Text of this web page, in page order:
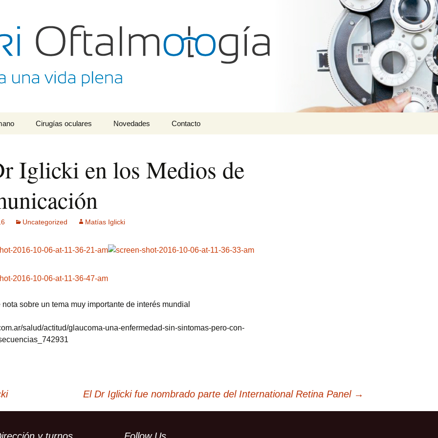
Dr. Matías Iglicki
Cirugías oculares Novedades Contacto
Iglicki en los Medios de
Uncategorized Matías Iglicki
nota sobre un tema muy importante de interés mundial
salud/actitud/glaucoma-una-enfermedad-sin-sintomas-pero-con-
El Dr Iglicki fue nombrado parte del International Retina Panel →